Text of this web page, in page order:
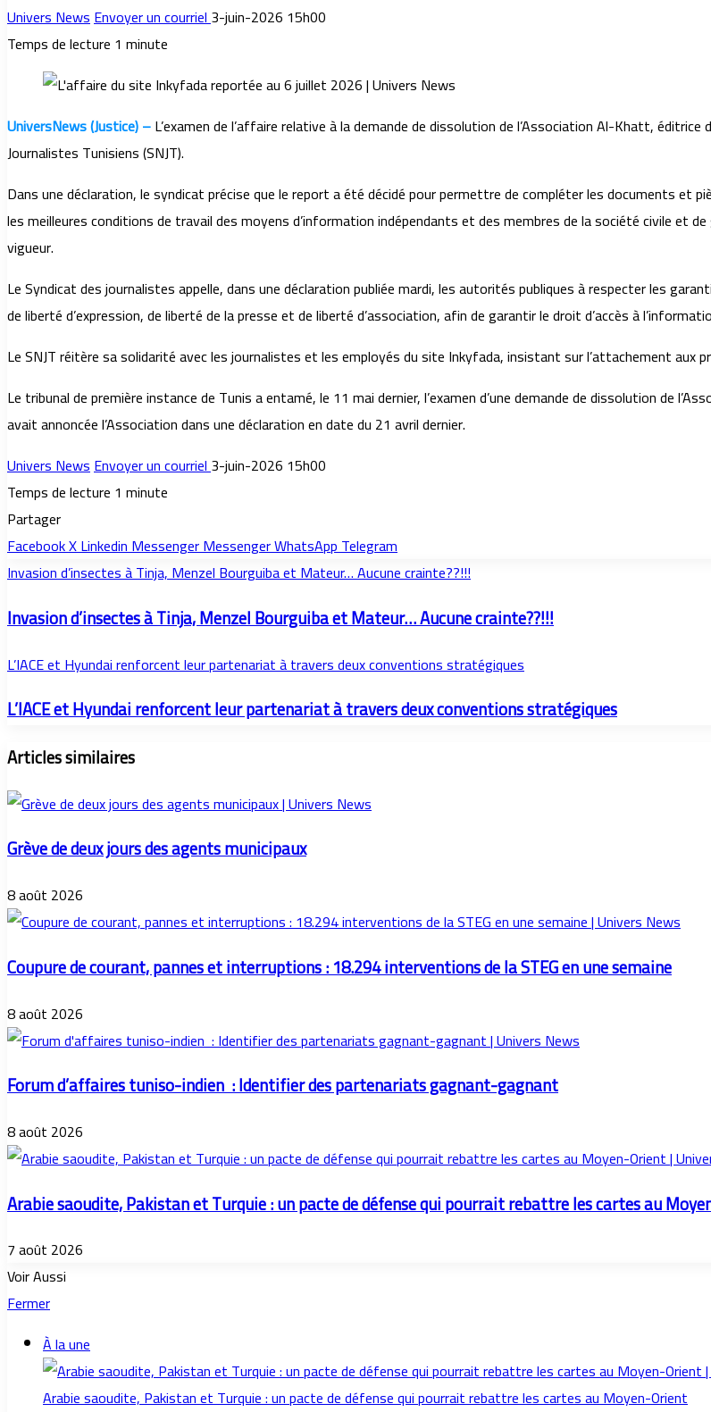
Univers NewsEnvoyer un courriel3-juin-2026 15h00
Temps de lecture 1 minute
UniversNews (Justice) –L’examen de l’affaire relative à la demande de dissolution de l’Association Al-Khatt,
Journalistes Tunisiens (SNJT).
Dans une déclaration, le syndicat précise que le report a été décidé pour permettre de compléter les documents
les meilleures conditions de travail des moyens d’information indépendants et des membres de la société civile et
vigueur.
Le Syndicat des journalistes appelle, dans une déclaration publiée mardi, les autorités publiques à respecter les
de liberté d’expression, de liberté de la presse et de liberté d’association, afin de garantir le droit d’accès à
Le SNJT réitère sa solidarité avec les journalistes et les employés du site Inkyfada, insistant sur l’attachement aux
Le tribunal de première instance de Tunis a entamé, le 11 mai dernier, l’examen d’une demande de dissolution de
avait annoncée l’Association dans une déclaration en date du 21 avril dernier.
Univers NewsEnvoyer un courriel3-juin-2026 15h00
Temps de lecture 1 minute
Partager
FacebookXLinkedinMessengerMessengerWhatsAppTelegram
Invasion d’insectes à Tinja, Menzel Bourguiba et Mateur… Aucune crainte??!!!
Invasion d’insectes à Tinja, Menzel Bourguiba et Mateur… Aucune crainte??!!!
L’IACE et Hyundai renforcent leur partenariat à travers deux conventions stratégiques
L’IACE et Hyundai renforcent leur partenariat à travers deux conventions stratégiques
Articles similaires
Grève de deux jours des agents municipaux
8 août 2026
Coupure de courant, pannes et interruptions : 18.294 interventions de la STEG en une semaine
8 août 2026
Forum d’affaires tuniso-indien : Identifier des partenariats gagnant-gagnant
8 août 2026
Arabie saoudite, Pakistan et Turquie : un pacte de défense qui pourrait rebattre les cartes au
7 août 2026
Voir Aussi
Fermer
À la une
Arabie saoudite, Pakistan et Turquie : un pacte de défense qui pourrait rebattre les cartes au Moyen-Orient